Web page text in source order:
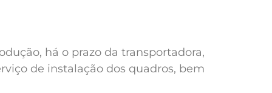
há o prazo da transportadora,
de instalação dos quadros, bem